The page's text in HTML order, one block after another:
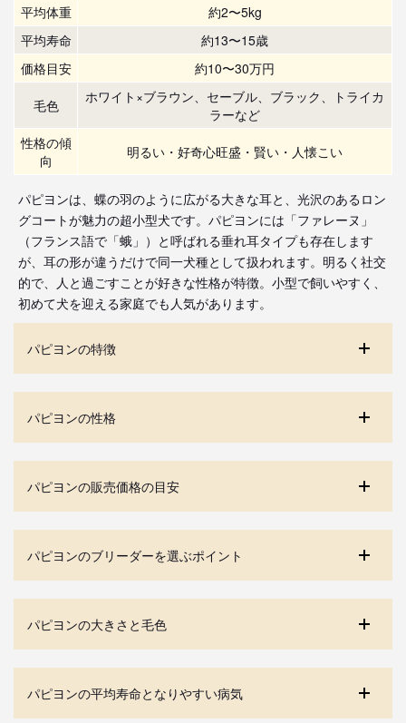
平均体重
約2〜5kg
平均寿命
約13〜15歳
価格目安
約10〜30万円
毛色
ホワイト×ブラウン、セーブル、ブラック、トライカ
ラーなど
性格の傾
向
明るい・好奇心旺盛・賢い・人懐こい
パピヨンは、蝶の羽のように広がる大きな耳と、光沢のあるロン
グコートが魅力の超小型犬です。パピヨンには「ファレーヌ」
（フランス語で「蛾」）と呼ばれる垂れ耳タイプも存在します
が、耳の形が違うだけで同一犬種として扱われます。明るく社交
的で、人と過ごすことが好きな性格が特徴。小型で飼いやすく、
初めて犬を迎える家庭でも人気があります。
パピヨンの特徴
パピヨンの性格
パピヨンの販売価格の目安
パピヨンのブリーダーを選ぶポイント
パピヨンの大きさと毛色
パピヨンの平均寿命となりやすい病気